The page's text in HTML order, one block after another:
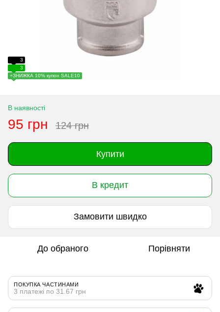
3
3
+ЗНИЖКА 10% купон SALE10
В наявності
95 грн 124 грн
Купити
В кредит
Замовити швидко
До обраного Порівняти
ПОКУПКА ЧАСТИНАМИ
3 платежі по 31.67 грн